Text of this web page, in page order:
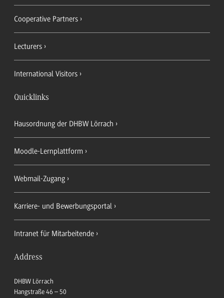
Cooperative Partners
Lecturers
International Visitors
Quicklinks
Hausordnung der DHBW Lörrach
Moodle-Lernplattform
Webmail-Zugang
Karriere- und Bewerbungsportal
Intranet für Mitarbeitende
Address
DHBW Lörrach
Hangstraße 46 – 50